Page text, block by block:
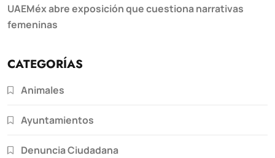
UAEMéx abre exposición que cuestiona narrativas
femeninas
CATEGORÍAS
Animales
Ayuntamientos
Denuncia Ciudadana